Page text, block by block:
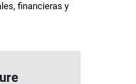
financieras y